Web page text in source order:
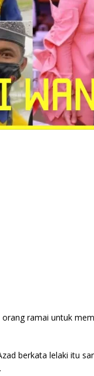
ramai untuk
berkata lelaki itu